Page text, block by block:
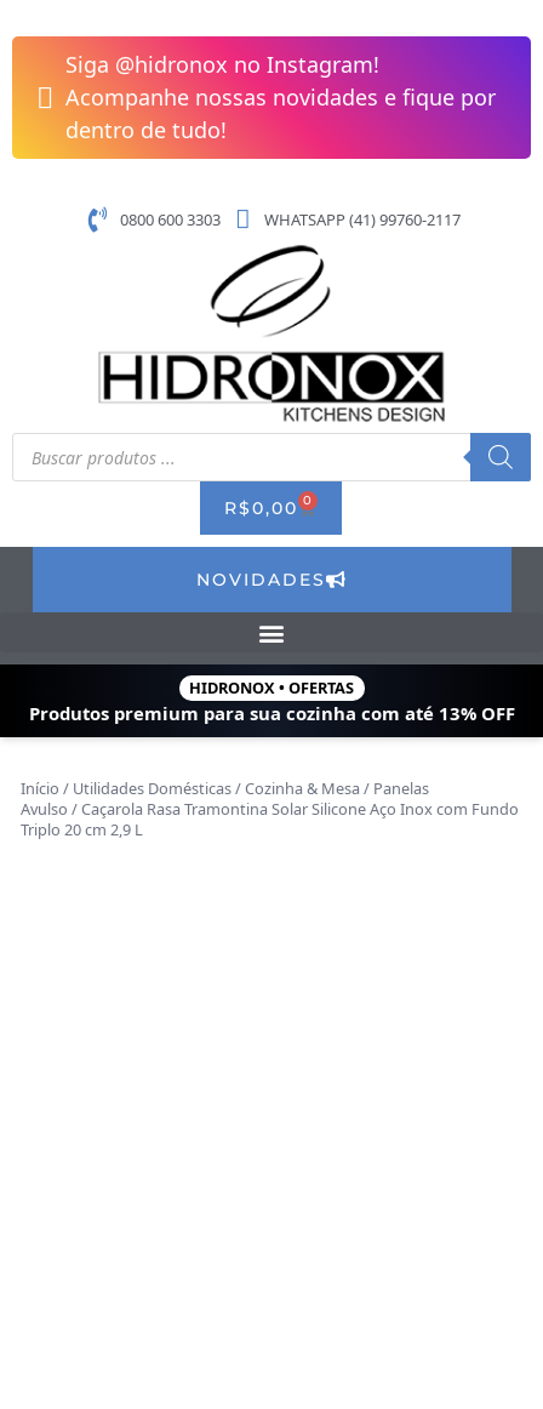
para
conteúdo
Siga @hidronox no Instagram!
Acompanhe nossas novidades e fique por
dentro de tudo!
0800 600 3303 WHATSAPP (41) 99760-2117
Pesquisar
produtos
R$0,00 0 CART
NOVIDADES
HIDRONOX • OFERTAS
Produtos premium para sua cozinha com até 13% OFF
Início / Utilidades Domésticas/Cozinha & Mesa / Panelas
Avulso / Caçarola Rasa Tramontina Solar Silicone Aço Inox com Fundo
Triplo 20 cm 2,9 L
Rasa
Tramontina
Solar
Silicone
Aço
com
cm
quantidade